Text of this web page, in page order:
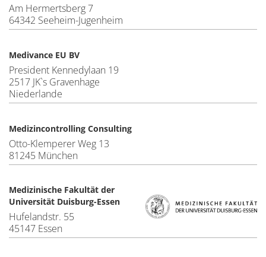
Am Hermertsberg 7
64342 Seeheim-Jugenheim
Medivance EU BV
President Kennedylaan 19
2517 JK`s Gravenhage
Niederlande
Medizincontrolling Consulting
Otto-Klemperer Weg 13
81245 München
Medizinische Fakultät der
Universität Duisburg-Essen
Hufelandstr. 55
45147 Essen